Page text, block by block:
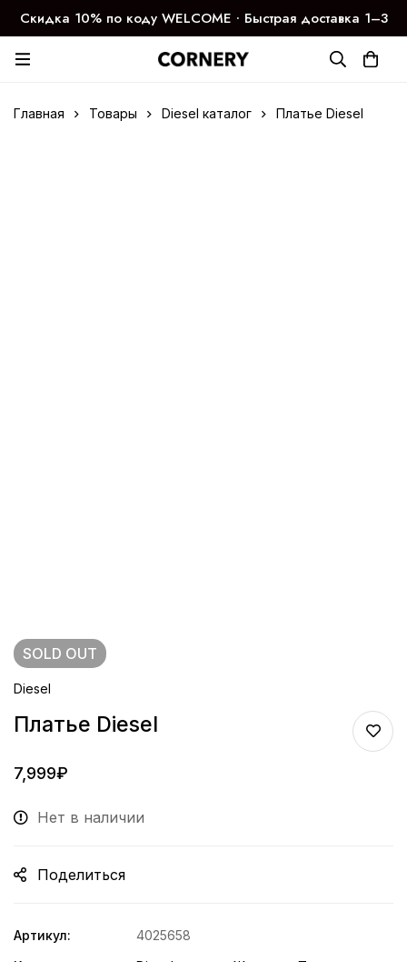
Скидка 10% по коду WELCOME ∙ Быстрая доставка 1–3
дня
Главная Товары Diesel каталог Платье Diesel
SOLD OUT
Diesel
Платье Diesel
7,999₽
Нет в наличии
Поделиться
Артикул:
4025658